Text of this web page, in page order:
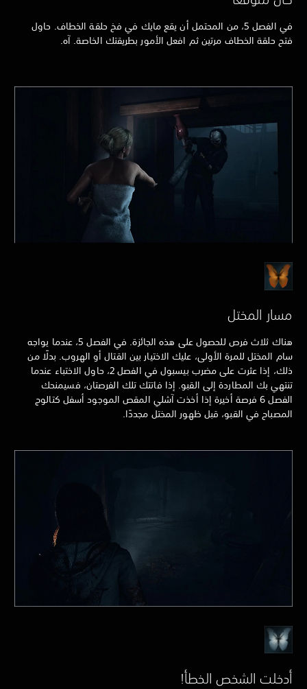
في الفصل 5، من المحتمل أن يقع مايك في فخ حلقة الخطاف. حاول
فتح حلقة الخطاف مرتين ثم افعل الأمور بطريقتك الخاصة. آه.
مسار المختل
هناك ثلاث فرص للحصول على هذه الجائزة. في الفصل 5، عندما يواجه
سام المختل للمرة الأولى، عليك الاختيار بين القتال أو الهروب. بدلًا من
ذلك، إذا عثرت على مضرب بيسبول في الفصل 2، حاول الاختباء عندما
تنتهي بك المطاردة إلى القبو. إذا فاتتك تلك الفرصتان، فسيمنحك
الفصل 6 فرصة أخيرة إذا أخذت آشلي المقص الموجود أسفل كتالوج
المصباح في القبو، قبل ظهور المختل مجددًا.
أدخلت الشخص الخطأ!